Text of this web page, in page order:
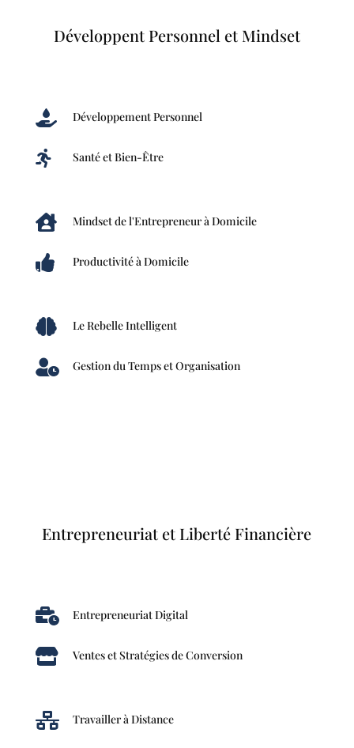
Développent Personnel et Mindset
 Développement Personnel
 Santé et Bien-Être
 Mindset de l'Entrepreneur à Domicile
 Productivité à Domicile
 Le Rebelle Intelligent
 Gestion du Temps et Organisation
Entrepreneuriat et Liberté Financière
 Entrepreneuriat Digital
 Ventes et Stratégies de Conversion
 Travailler à Distance